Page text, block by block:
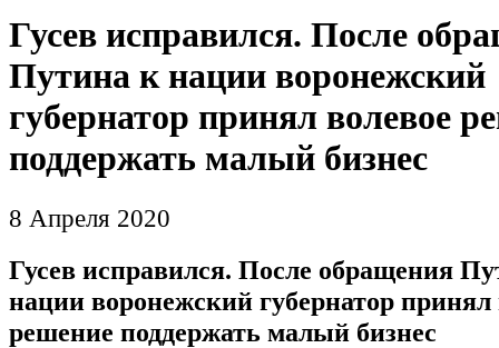
Гусев исправился. После
Путина к нации воронежский
губернатор принял волевое
поддержать малый бизнес
8 Апреля 2020
Гусев исправился. После обращения
нации воронежский губернатор принял
решение поддержать малый бизнес